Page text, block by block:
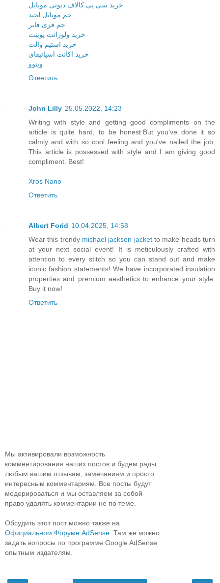
خرید سی پی کالاف دیوتی موبایل
جم موبایل لجند
جم فری فایر
خرید ولورانت پوینت
خرید استیم والت
خرید اکانت اسپاتیفای
وینوو
Ответить
John Lilly 25.05.2022, 14:23
Writing with style and getting good compliments on the
article is quite hard, to be honest.But you've done it so
calmly and with so cool feeling and you've nailed the job.
This article is possessed with style and I am giving good
compliment. Best!
Xros Nano
Ответить
Albert Forid 10.04.2025, 14:58
Wear this trendy michael jackson jacketto make heads turn
at your next social event! It is meticulously crafted with
attention to every stitch so you can stand out and make
iconic fashion statements! We have incorporated insulation
properties and premium aesthetics to enhance your style.
Buy it now!
Ответить
Мы активировали возможность
комментирования наших постов и будем рады
любым вашим отзывам, замечаниям и просто
интересным комментариям. Все посты будут
модерироваться и мы оставляем за собой
право удалять комментарии не по теме.
Обсудить этот пост можно также на
Официальном Форуме AdSense . Там же можно
задать вопросы по программе Google AdSense
опытным издателям.